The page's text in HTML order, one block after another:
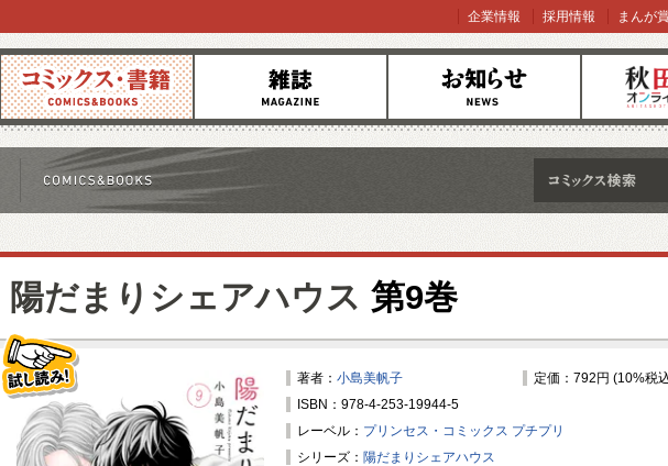
コミックス 雑誌 お知らせ オンラインシ
企業情報 採用情報 まんが
陽だまりシェアハウス 第9巻
著者： 小島美帆子
定価：792円 (10%税
ISBN：978-4-253-19944-5
レーベル： プリンセス・コミックス プチプリ
シリーズ： 陽だまりシェアハウス
試し読み！